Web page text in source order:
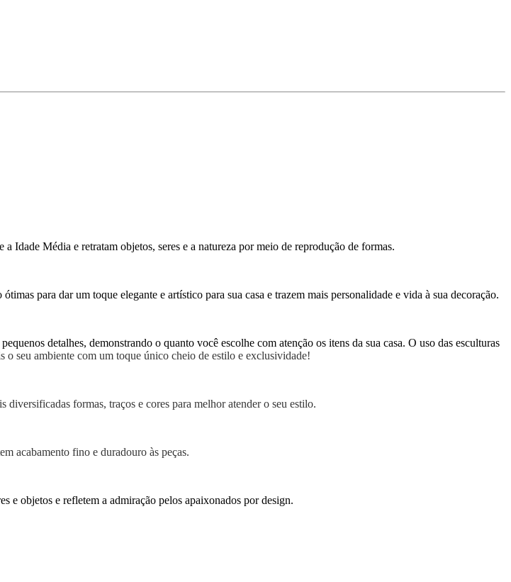
Idade Média e retratam objetos, seres e a natureza por meio de reprodução de formas.
para dar um toque elegante e artístico para sua casa e trazem mais personalidade e vida à sua decoração.
detalhes, demonstrando o quanto você escolhe com atenção os itens da sua casa. O uso das esculturas
o seu ambiente com um toque único cheio de estilo e exclusividade!
diversificadas formas, traços e cores para melhor atender o seu estilo.
acabamento fino e duradouro às peças.
e objetos e refletem a admiração pelos apaixonados por design.